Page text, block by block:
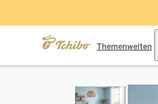
Themenwelten